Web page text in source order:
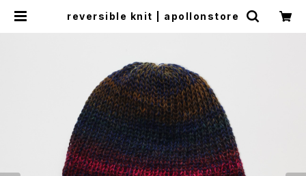
reversible knit | apollonstore